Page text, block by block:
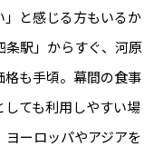
と感じる方もいるか
条駅」からすぐ、河原
も手頃。幕間の食事
ても利用しやすい場
ーロッパやアジアを